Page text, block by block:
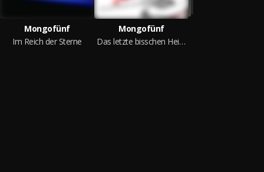
Mongofünf
Im Reich der Sterne
Mongofünf
Das letzte bisschen Heilanstalt